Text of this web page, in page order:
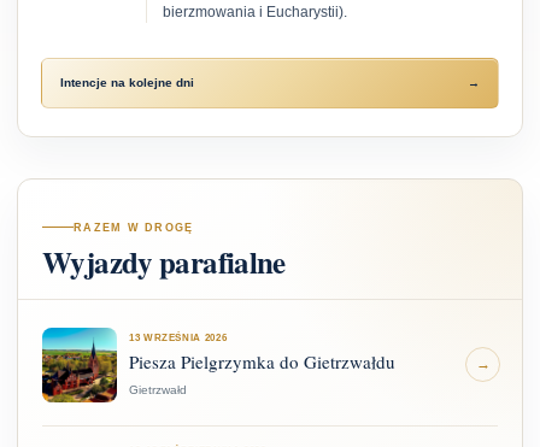
bierzmowania i Eucharystii).
Intencje na kolejne dni →
RAZEM W DROGĘ
Wyjazdy parafialne
13 WRZEŚNIA 2026
Piesza Pielgrzymka do Gietrzwałdu
Gietrzwałd
→